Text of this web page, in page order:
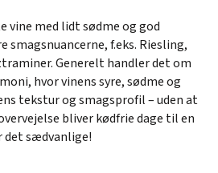
vine med lidt sødme og god
smagsnuancerne, f.eks. Riesling,
Generelt handler det om
hvor vinens syre, sødme og
tekstur og smagsprofil – uden at
bliver kødfrie dage til en
det sædvanlige!